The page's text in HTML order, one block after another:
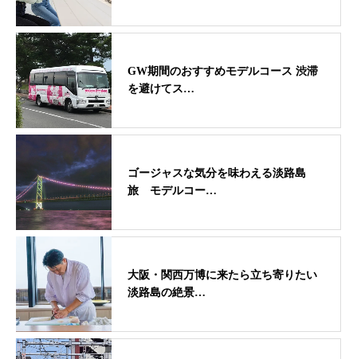
GW期間のおすすめモデルコース 渋滞
を避けてス…
ゴージャスな気分を味わえる淡路島
旅 モデルコー…
大阪・関西万博に来たら立ち寄りたい
淡路島の絶景…